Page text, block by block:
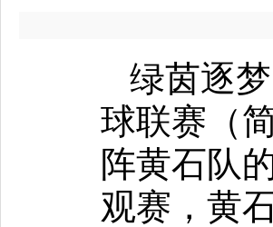
绿茵逐
球联赛（
阵黄石队
观赛，黄